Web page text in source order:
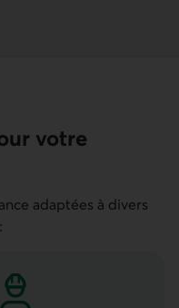
votre
adaptées à divers